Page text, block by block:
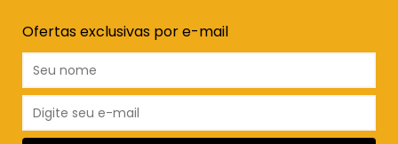
Ofertas exclusivas por e-mail